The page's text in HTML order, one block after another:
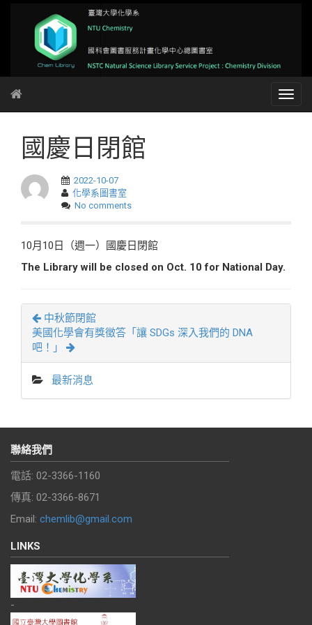
國慶日閉館
2022-10-07
化學系圖書室
No comments
10月10日（週一）國慶日閉館
The Library will be closed on Oct. 10 for National Day.
中秋節閉館
美國化學會有獎徵答「讓 SDGs 深入我們的 DNA
吧！」
最新消息
聯絡我們
電話: 02-3366-1160
傳真: 02-3366-8671
Email: chemlib@gmail.com
LINKS
-